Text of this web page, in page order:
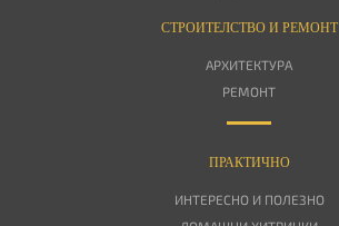
СТРОИТЕЛСТВО И РЕМОНТ
АРХИТЕКТУРА
РЕМОНТ
ПРАКТИЧНО
ИНТЕРЕСНО И ПОЛЕЗНО